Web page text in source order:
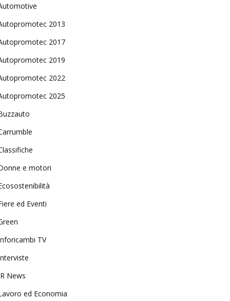
2013
2017
2019
2022
2025
e motori
ed Eventi
TV
News
ed Economia